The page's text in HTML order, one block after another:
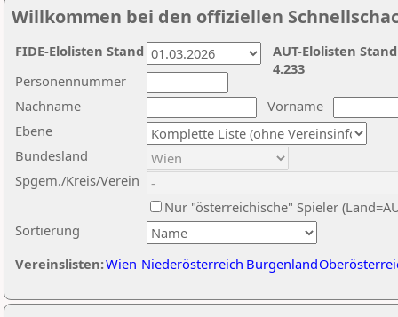
Willkommen bei den offiziellen
Nachname
Vorname
Ebene
Sortierung
Personennummer
Bundesland
Spgem./Kreis/Verein
Nur "österreichische" Spieler
Vereinslisten:Wien Niederösterreich Burgenland
AUT-Elolisten
4.233
FIDE-Elolisten Stand